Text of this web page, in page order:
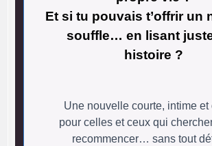
Et si tu pouvais t’offrir un
souffle… en lisant
histoire ?
Une nouvelle courte, intime et
pour celles et ceux qui
recommencer… sans tout